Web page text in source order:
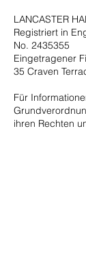
LANCASTER
Registriert in
No. 2435355
Eingetragener
35 Craven
Für
ihren Rechten